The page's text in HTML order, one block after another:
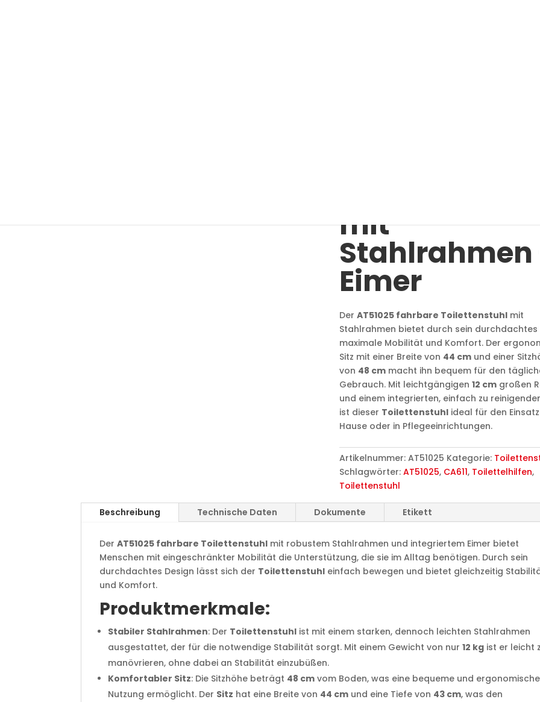
mit
Stahlrahmen
Eimer
Der AT51025 fahrbare Toilettenstuhlmit
Stahlrahmen bietet durch sein durchdachtes
maximale Mobilität und Komfort. Der
Sitz mit einer Breite von 44 cmund einer
von 48 cmmacht ihn bequem für den
Gebrauch. Mit leichtgängigen 12 cmgroßen
und einem integrierten, einfach zu
ist dieser Toilettenstuhlideal für den Einsatz
Hause oder in Pflegeeinrichtungen.
Artikelnummer: AT51025 Kategorie:
Schlagwörter: AT51025, CA611, Toilettelhilfen,
Toilettenstuhl
Beschreibung Technische Daten Dokumente Etikett
DerAT51025 fahrbare Toilettenstuhl mit robustem Stahlrahmen und integriertem Eimer bietet
Menschen mit eingeschränkter Mobilität die Unterstützung, die sie im Alltag benötigen. Durch sein
durchdachtes Design lässt sich der Toilettenstuhl einfach bewegen und bietet gleichzeitig
und Komfort.
Produktmerkmale:
Stabiler Stahlrahmen: Der Toilettenstuhl ist mit einem starken, dennoch leichten Stahlrahmen
ausgestattet, der für die notwendige Stabilität sorgt. Mit einem Gewicht von nur12 kg ist er leicht
manövrieren, ohne dabei an Stabilität einzubüßen.
Komfortabler Sitz: Die Sitzhöhe beträgt 48 cm vom Boden, was eine bequeme und ergonomische
Nutzung ermöglicht. Der Sitz hat eine Breite von 44 cm und eine Tiefe von 43 cm, was den